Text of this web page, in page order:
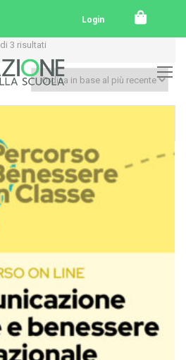
Login
3 risultati